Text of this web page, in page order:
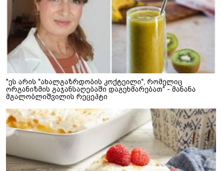
"ეს არის "ახალგაზრდობის კოქტეილი", რომელიც
ორგანიზმის გაჯანსაღებაში დაგეხმარებათ" - მანანა
მგალობლიშვილის რეცეპტი